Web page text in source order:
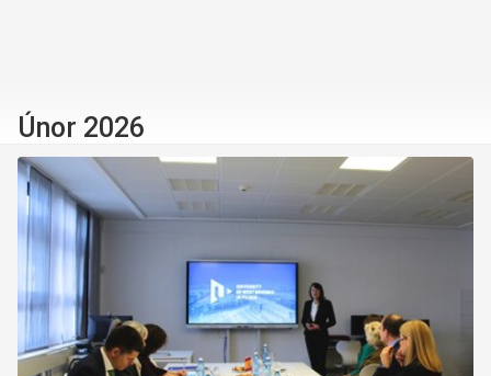
Únor 2026